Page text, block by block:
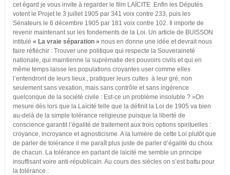
cet égard je vous invite à regarder le film LAÏCITE .Enfin les Députés
votent le Projet le 3 juillet 1905 par 341 voix contre 233, puis les
Sénateurs le 6 décembre 1905 par 181 voix contre 102. Il importe de
revenir maintenant sur les fondements de la Loi. Un article de BUISSON
intitulé « La vraie séparation » nous en donne une idée et devrait nous
faire réfléchir : Trouver une politique qui respecte la Souveraineté
nationale, qui maintienne la suprématie des pouvoirs civils et qui en
même temps laisse les populations croyantes user comme elles
l’entendront de leurs lieux., pratiquer leurs cultes à leur gré, non
seulement sans vexation, mais sans contrôle et sans ingérence
quelconque de la société civile : Est-ce un problème insoluble ? »On
mesure dès lors que la Laïcité telle que la définit la Loi de 1905 va bien
au-delà de la simple tolérance religieuse puisque la liberté de
conscience garantit l’égalité de traitement aux trois options spirituelles :
croyance, incroyance et agnosticisme. A la lumière de cette Loi plutôt que
de parler de tolérance il me paraît plus juste de parler d’égalité du choix
de chacun. La tolérance en parlant de laïcité me semble un principe
insuffisant voire anti-républicain. Au cours des siècles on s’est battu pour
la tolérance :